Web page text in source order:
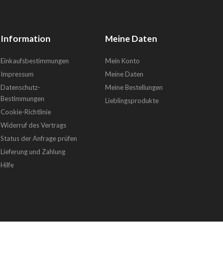
Information
Einkaufsbestimmungen
Impressum
Datenschutz-
Bestimmungen
Cookie-Richtlinie
Widerruf des Vertrags
Status der Anfrage prüfen
Lieferung und Zahlung
Hilfe
Meine Daten
Mein Konto
Meine Daten
Meine Bestellungen
Lieblingsprodukte